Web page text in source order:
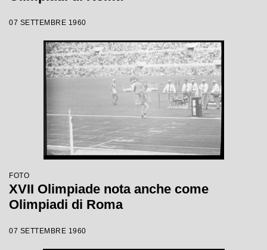
07 SETTEMBRE 1960
FOTO
XVII Olimpiade nota anche come
Olimpiadi di Roma
07 SETTEMBRE 1960